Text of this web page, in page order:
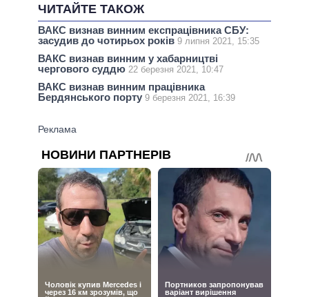
ЧИТАЙТЕ ТАКОЖ
ВАКС визнав винним експрацівника СБУ:
засудив до чотирьох років 9 липня 2021, 15:35
ВАКС визнав винним у хабарництві
чергового суддю 22 березня 2021, 10:47
ВАКС визнав винним працівника
Бердянського порту 9 березня 2021, 16:39